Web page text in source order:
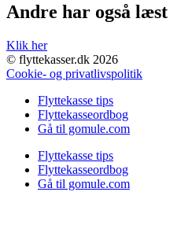
Andre har også læst
Klik her
© flyttekasser.dk 2026
Cookie- og privatlivspolitik
Flyttekasse tips
Flyttekasseordbog
Gå til gomule.com
Flyttekasse tips
Flyttekasseordbog
Gå til gomule.com